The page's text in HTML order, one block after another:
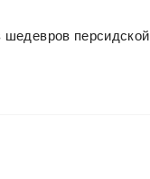
шедевров персидской